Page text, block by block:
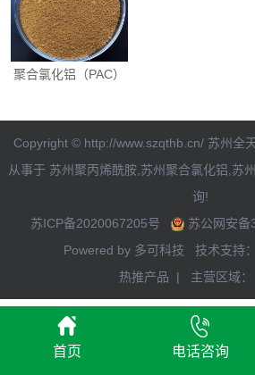
聚合氯化铝（PAC）
Copyright © http://www.szqthb.cn/ 苏州全
从事于 苏州聚丙烯酰胺, 苏州聚合氯化铝 苏
询!
苏ICP备2020067205号
苏公网安备
Powered by 多可科技 技术支持：
热推产品 | 主营区域：
首页 电话咨询